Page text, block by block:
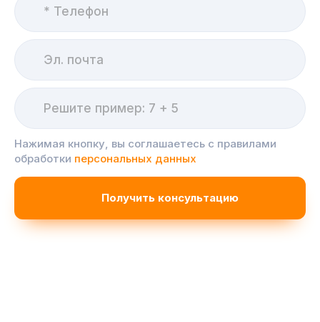
Нажимая кнопку, вы соглашаетесь с правилами
обработки персональных данных